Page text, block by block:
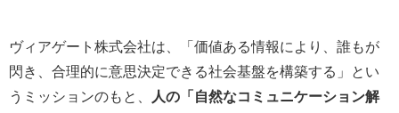
ヴィアゲート株式会社は、「価値ある情報により、誰もが
閃き、合理的に意思決定できる社会基盤を構築する」とい
うミッションのもと、
人の「自然なコミュニケーション解